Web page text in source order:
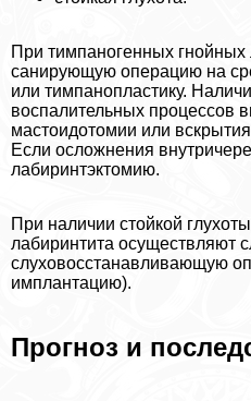
При тимпаногенных гнойных
санирующую операцию на
или тимпанопластику.
воспалительных процессов
мастоидотомии или
Если осложнения
лабиринтэктомию.
При наличии стойкой
лабиринтита осуществляют
слуховосстанавливающую
имплантацию).
Прогноз и